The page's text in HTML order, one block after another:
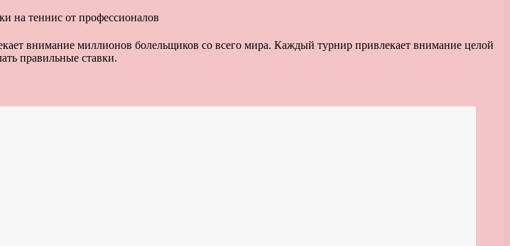
внимание миллионов болельщиков со всего мира. Каждый турнир привлекает внимание целой
правильные ставки.